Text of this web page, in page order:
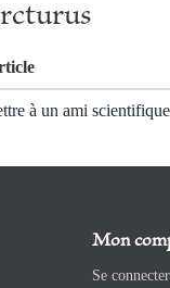
à un ami scientifique
Mon
Se connecter